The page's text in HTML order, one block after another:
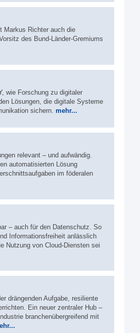
Markus Richter auch die
des Bund-Länder-Gremiums
wie Forschung zu digitaler
Lösungen, die digitale Systeme
sichern. mehr...
relevant – und aufwändig.
automatisierten Lösung
im föderalen
– auch für den Datenschutz. So
Informationsfreiheit anlässlich
Nutzung von Cloud-Diensten sei
drängenden Aufgabe, resiliente
Ein neuer zentraler Hub –
branchenübergreifend mit